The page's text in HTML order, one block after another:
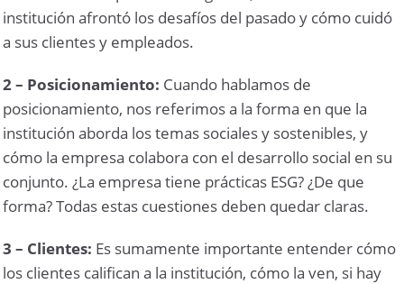
institución afrontó los desafíos del pasado y cómo cuidó
a sus clientes y empleados.
2 – Posicionamiento: Cuando hablamos de
posicionamiento, nos referimos a la forma en que la
institución aborda los temas sociales y sostenibles, y
cómo la empresa colabora con el desarrollo social en su
conjunto. ¿La empresa tiene prácticas ESG? ¿De que
forma? Todas estas cuestiones deben quedar claras.
3 – Clientes: Es sumamente importante entender cómo
los clientes califican a la institución, cómo la ven, si hay